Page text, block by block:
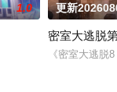
1.0 更新
密室大逃脱
《密室大逃脱